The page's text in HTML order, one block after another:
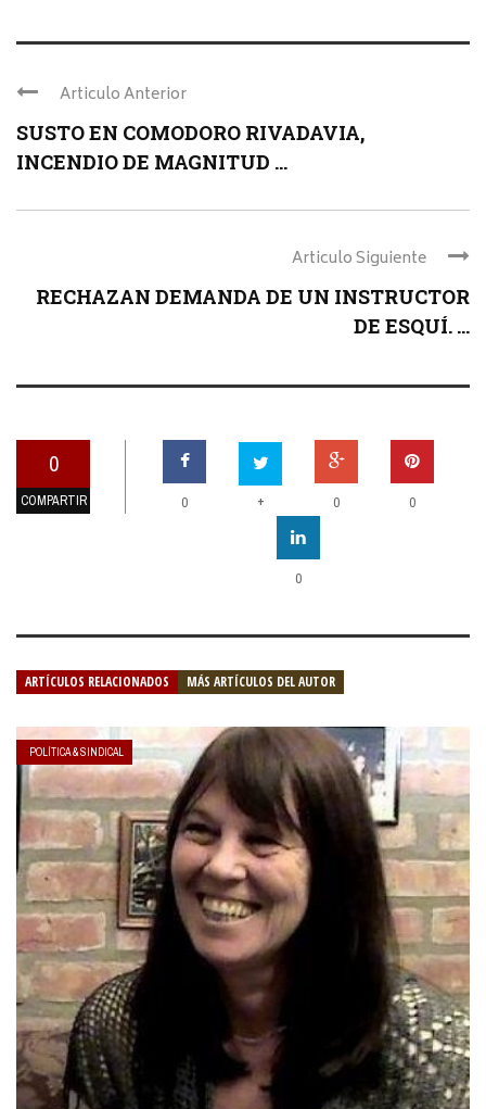
Articulo Anterior
SUSTO EN COMODORO RIVADAVIA,
INCENDIO DE MAGNITUD ...
Articulo Siguiente
RECHAZAN DEMANDA DE UN INSTRUCTOR
DE ESQUÍ. ...
0
COMPARTIR 0 + 0 0
0
ARTÍCULOS RELACIONADOS MÁS ARTÍCULOS DEL AUTOR
POLÍTICA & SINDICAL